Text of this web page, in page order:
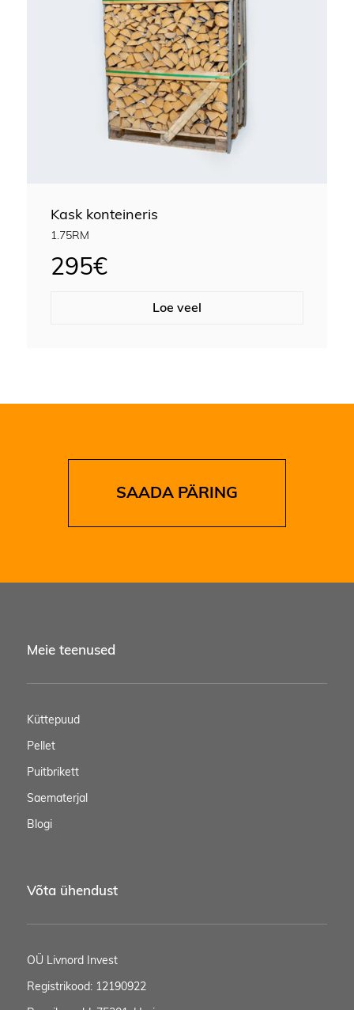
Kask konteineris
1.75RM
295€
Loe veel
SAADA PÄRING
Meie teenused
Küttepuud
Pellet
Puitbrikett
Saematerjal
Blogi
Võta ühendust
OÜ Livnord Invest
Registrikood: 12190922